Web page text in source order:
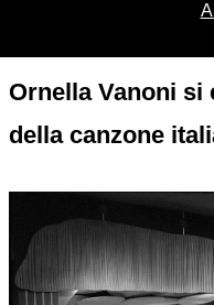
Ornella Vanoni si
della canzone